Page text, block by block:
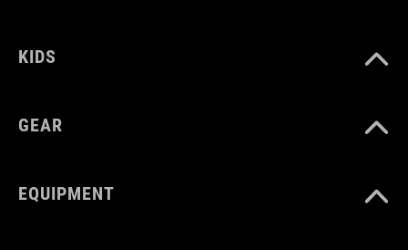
KIDS
GEAR
EQUIPMENT